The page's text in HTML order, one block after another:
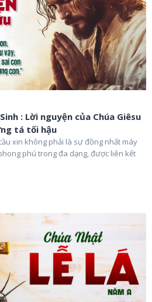
: Lời nguyện của Chúa Giêsu
tá tối hậu
xin không phải là sự đồng nhất máy
phú trong đa dạng, được liên kết